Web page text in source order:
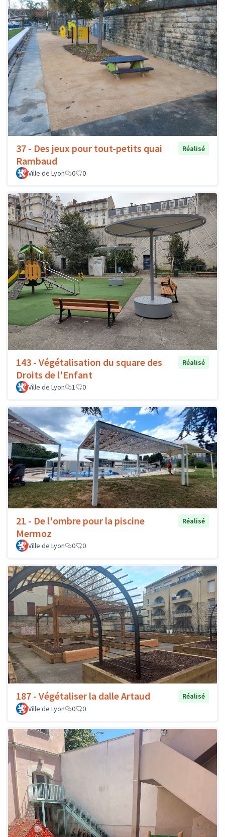
37 - Des jeux pour tout-petits quai
Rambaud
Réalisé
Ville de Lyon 0 0
143 - Végétalisation du square des
Droits de l'Enfant
Réalisé
Ville de Lyon 1 0
21 - De l'ombre pour la piscine
Mermoz
Réalisé
Ville de Lyon 0 0
187 - Végétaliser la dalle Artaud
Réalisé
Ville de Lyon
0 0